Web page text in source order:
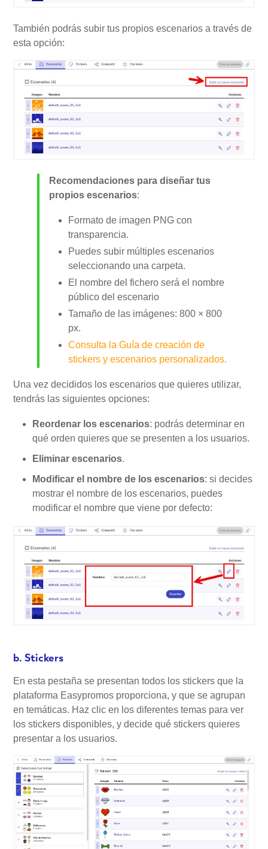
También podrás subir tus propios escenarios a través de
esta opción:
Recomendaciones para diseñar tus
propios escenarios:
Formato de imagen PNG con
transparencia.
Puedes subir múltiples escenarios
seleccionando una carpeta.
El nombre del fichero será el nombre
público del escenario
Tamaño de las imágenes: 800 × 800
px.
Consulta la Guía de creación de
stickers y escenarios personalizados.
Una vez decididos los escenarios que quieres utilizar,
tendrás las siguientes opciones:
Reordenar los escenarios: podrás determinar en
qué orden quieres que se presenten a los usuarios.
Eliminar escenarios.
Modificar el nombre de los escenarios: si decides
mostrar el nombre de los escenarios, puedes
modificar el nombre que viene por defecto:
b. Stickers
En esta pestaña se presentan todos los stickers que la
plataforma Easypromos proporciona, y que se agrupan
en temáticas. Haz clic en los diferentes temas para ver
los stickers disponibles, y decide qué stickers quieres
presentar a los usuarios.